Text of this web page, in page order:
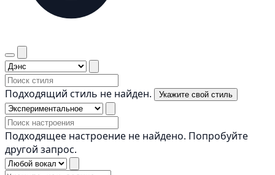
Подходящий стиль не найден. Укажите свой стиль
Подходящее настроение не найдено. Попробуйте
другой запрос.